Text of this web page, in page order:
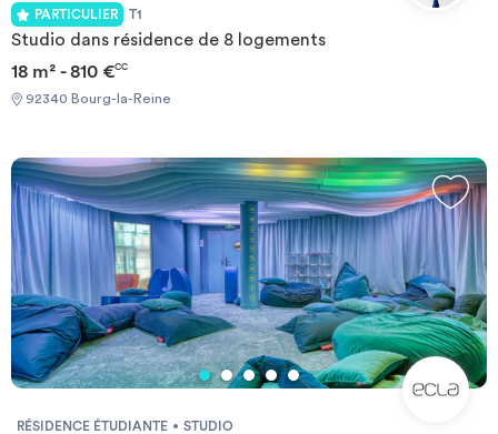
PARTICULIER T1
Studio dans résidence de 8 logements
18 m² - 810 €CC
92340 Bourg-la-Reine
RÉSIDENCE ÉTUDIANTE STUDIO